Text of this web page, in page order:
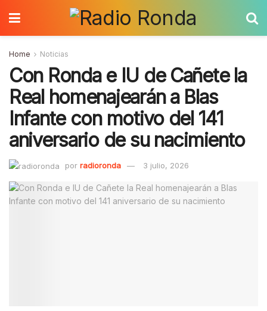
Home Noticias
Con Ronda e IU de Cañete la
Real homenajearán a Blas
Infante con motivo del 141
aniversario de su nacimiento
por radioronda 3 julio, 2026